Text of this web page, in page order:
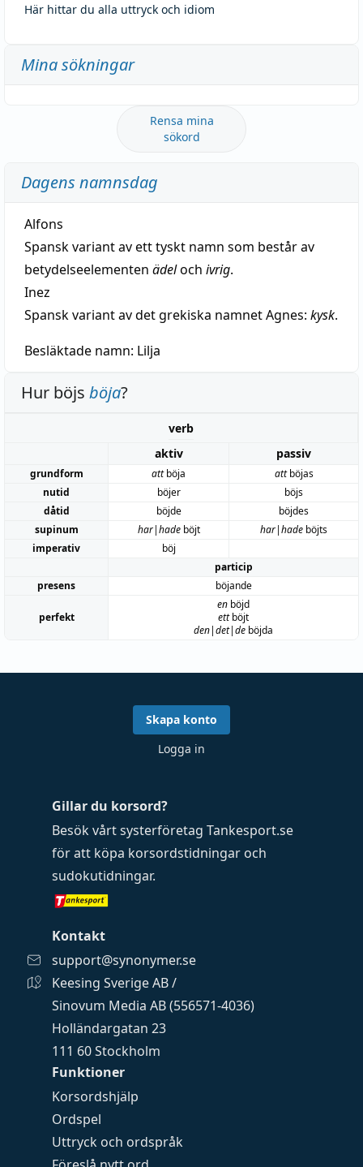
Här hittar du alla uttryck och idiom
Mina sökningar
Rensa mina
sökord
Dagens namnsdag
Alfons
Spansk variant av ett tyskt namn som består av
betydelseelementen ädeloch ivrig.
Inez
Spansk variant av det grekiska namnet Agnes: kysk.
Besläktade namn: Lilja
Hur böjs böja?
verb
aktiv
passiv
grundform attböja attböjas
nutid
böjer
böjs
dåtid
böjde
böjdes
supinum
har|hadeböjt har|hade böjts
imperativ
böj
particip
presens
böjande
perfekt
en böjd
ettböjt
den|det|de böjda
Funktioner
Korsordshjälp
Ordspel
Uttryck och ordspråk
Gillar du korsord?
Besök vårt systerföretag Tankesport.se
för att köpa korsordstidningar och
sudokutidningar.
Kontakt
support@synonymer.se
Keesing Sverige AB /
Sinovum Media AB (556571-4036)
Holländargatan 23
111 60 Stockholm
Skapa konto
Logga in